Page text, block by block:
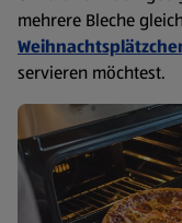
mehrere Bleche
servieren möchtest.